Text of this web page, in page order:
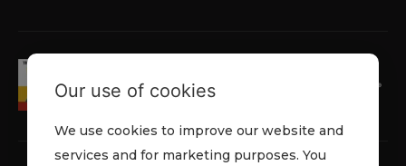
Our use of cookies
We use cookies to improve our website and
services and for marketing purposes. You